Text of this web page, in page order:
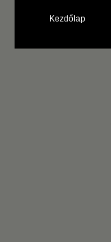
Kezdőlap